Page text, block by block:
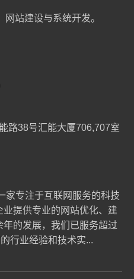
站建设与系统开发。
路38号汇能大厦706,707室
家专注于互联网服务的科技
提供专业的网站优化、建
的发展，我们已服务超过
行业经验和技术实...